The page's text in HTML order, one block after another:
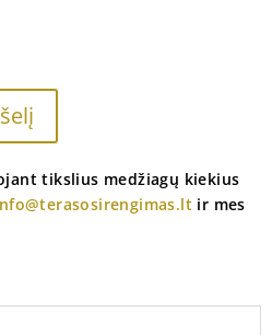
tikslius medžiagų kiekius
ir mes